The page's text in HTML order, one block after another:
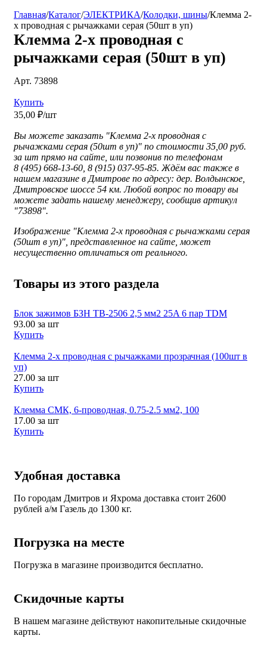
Главная/Каталог/ЭЛЕКТРИКА/Колодки, шины/Клемма 2-
х проводная с рычажками серая (50шт в уп)
Клемма 2-х проводная с
рычажками серая (50шт в уп)
Арт. 73898
Купить
35,00 ₽/шт
Вы можете заказать "Клемма 2-х проводная с
рычажками серая (50шт в уп)" по стоимости 35,00 руб.
за шт прямо на сайте, или позвонив по телефонам
8 (495) 668-13-60, 8 (915) 037-95-85. Ждём вас также в
нашем магазине в Дмитрове по адресу: дер. Волдынское,
Дмитровское шоссе 54 км. Любой вопрос по товару вы
можете задать нашему менеджеру, сообщив артикул
"73898".
Изображение "Клемма 2-х проводная с рычажками серая
(50шт в уп)", представленное на сайте, может
несущественно отличаться от реального.
Товары из этого раздела
Блок зажимов БЗН ТВ-2506 2,5 мм2 25A 6 пар TDM
93.00 за шт
Купить
Клемма 2-х проводная с рычажками прозрачная (100шт в
уп)
27.00 за шт
Купить
Клемма СМК, 6-проводная, 0.75-2.5 мм2, 100
17.00 за шт
Купить
Удобная доставка
По городам Дмитров и Яхрома доставка стоит 2600
рублей а/м Газель до 1300 кг.
Погрузка на месте
Погрузка в магазине производится бесплатно.
Скидочные карты
В нашем магазине действуют накопительные скидочные
карты.